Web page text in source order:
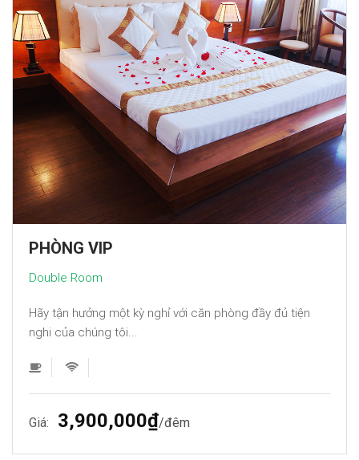
PHÒNG VIP
Double Room
Hãy tận hưởng một kỳ nghỉ với căn phòng đầy đủ tiện
nghi của chúng tôi...
Giá: 3,900,000₫ đêm